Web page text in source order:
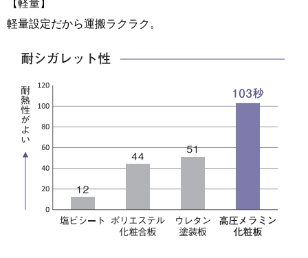
軽量設定だから運搬ラクラク。